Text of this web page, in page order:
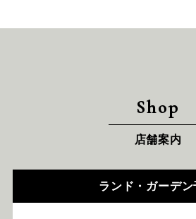
Shop
店舗案内
ランド・ガーデン